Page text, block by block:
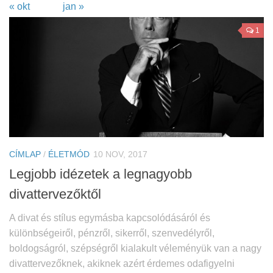
« okt jan »
1
CÍMLAP / ÉLETMÓD 10 NOV, 2017
Legjobb idézetek a legnagyobb
divattervezőktől
A divat és stílus egymásba kapcsolódásáról és
különbségeiről, pénzről, sikerről, szenvedélyről,
boldogságról, szépségről kialakult véleményük van a nagy
divattervezőknek, akiknek azért érdemes odafigyelni